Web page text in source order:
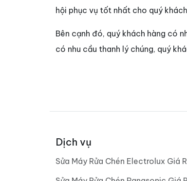
hội phục vụ tốt nhất cho quý
Bên cạnh đó, quý khách hàng có
có nhu cầu thanh lý chúng, quý
Dịch vụ
Sửa Máy Rửa Chén Electrolux Giá